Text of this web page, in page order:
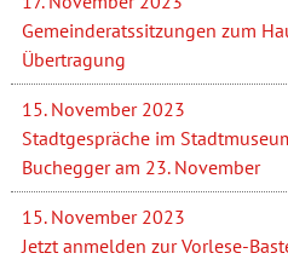
Gemeinderatssitzungen zum
Übertragung
15. November 2023
Stadtgespräche im
Buchegger am 23. November
15. November 2023
Jetzt anmelden zur Vorlese-